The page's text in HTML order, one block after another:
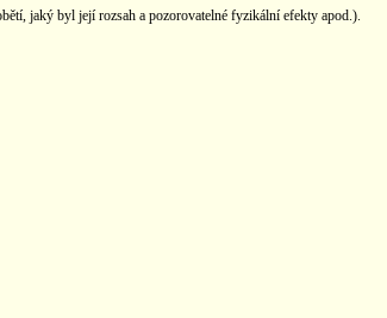
jaký byl její rozsah a pozorovatelné fyzikální efekty apod.).